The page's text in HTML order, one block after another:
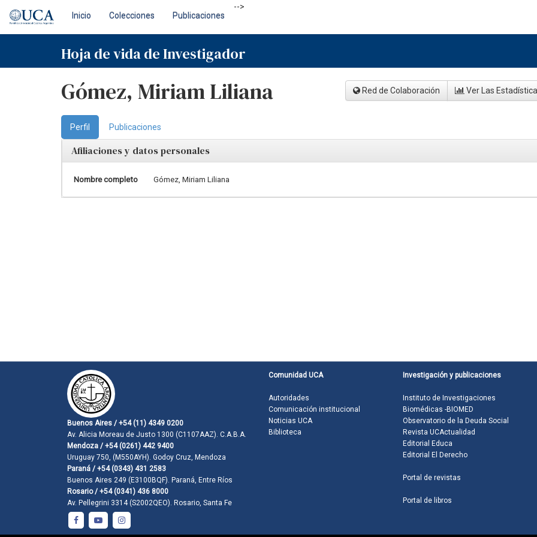
navigation
Inicio Colecciones Publicaciones
-->
Hoja de vida de Investigador
Gómez, Miriam Liliana Red de Colaboración Ver Las
Perfil Publicaciones
Afiliaciones y datos personales
Nombre completo Gómez, Miriam Liliana
Buenos Aires / +54 (11) 4349 0200
Av. Alicia Moreau de Justo 1300 (C1107AAZ). C.A.B.A.
Mendoza / +54 (0261) 442 9400
Uruguay 750, (M550AYH). Godoy Cruz, Mendoza
Paraná / +54 (0343) 431 2583
Buenos Aires 249 (E3100BQF). Paraná, Entre Ríos
Rosario / +54 (0341) 436 8000
Av. Pellegrini 3314 (S2002QEO). Rosario, Santa Fe
Comunidad UCA
Autoridades
Comunicación institucional
Noticias UCA
Biblioteca
Investigación y publicaciones
Instituto de Investigaciones
Biomédicas -BIOMED
Observatorio de la Deuda Social
Revista UCActualidad
Editorial Educa
Editorial El Derecho
Portal de revistas
Portal de libros